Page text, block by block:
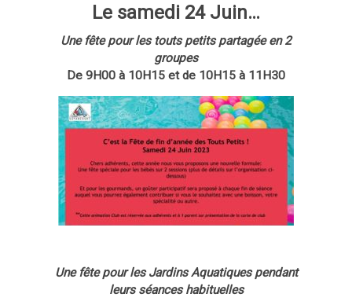
Le samedi 24 Juin…
Une fête pour les touts petits partagée en 2
groupes
De 9H00 à 10H15 et de 10H15 à 11H30
Une fête pour les Jardins Aquatiques pendant
leurs séances habituelles